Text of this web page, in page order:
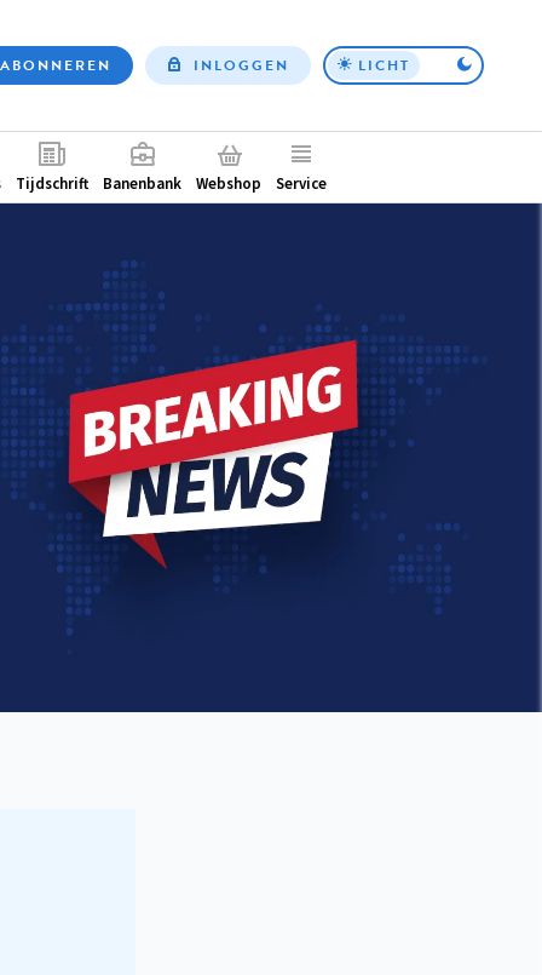
Top
ABONNEREN INLOGGEN LICHT
Tijdschrift Banenbank Webshop Service